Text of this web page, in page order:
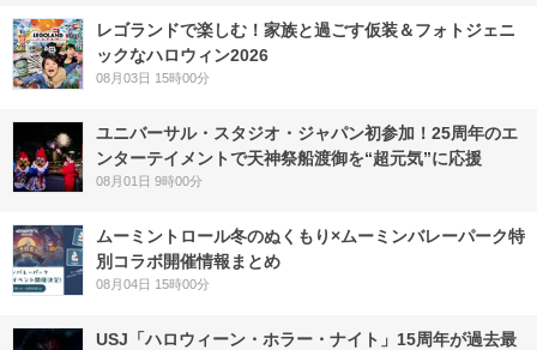
レゴランドで楽しむ！家族と過ごす仮装＆フォトジェニ
ックなハロウィン2026
08月03日 15時00分
ユニバーサル・スタジオ・ジャパン初参加！25周年のエ
ンターテイメントで天神祭船渡御を“超元気”に応援
08月01日 9時00分
ムーミントロール冬のぬくもり×ムーミンバレーパーク特
別コラボ開催情報まとめ
08月04日 15時00分
USJ「ハロウィーン・ホラー・ナイト」15周年が過去最